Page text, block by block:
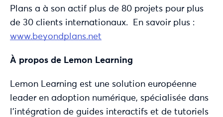
Plans a à son actif plus de 80 projets pour plus
de 30 clients internationaux.
En savoir plus :
www.beyondplans.net
À propos de Lemon Learning
Lemon Learning est une solution européenne
leader en adoption numérique, spécialisée dans
l’intégration de guides interactifs et de tutoriels